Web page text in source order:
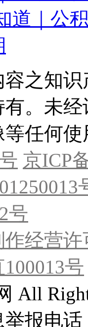
道｜公
之知
有。未
任何使
京ICP
号
经营
号
All
报电